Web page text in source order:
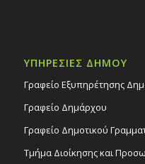
ΥΠΗΡΕΣΙΕΣ ΔΗΜΟΥ
Γραφείο Εξυπηρέτησης
Γραφείο Δημάρχου
Γραφείο Δημοτικού
Τμήμα Διοίκησης και